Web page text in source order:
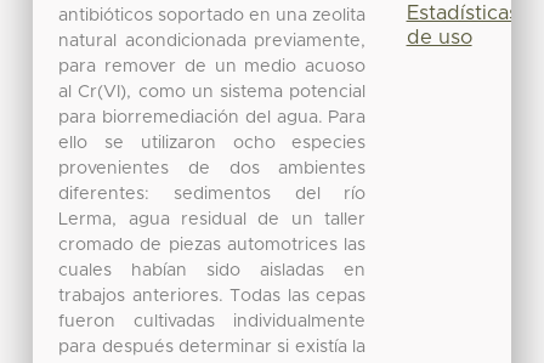
antibióticos soportado en una zeolita
natural acondicionada previamente,
para remover de un medio acuoso
al Cr(VI), como un sistema potencial
para biorremediación del agua. Para
ello se utilizaron ocho especies
provenientes de dos ambientes
diferentes: sedimentos del río
Lerma, agua residual de un taller
cromado de piezas automotrices las
cuales habían sido aisladas en
trabajos anteriores. Todas las cepas
fueron cultivadas individualmente
para después determinar si existía la
Estadísticas
de uso